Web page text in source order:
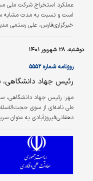
خبرگزاری‌فارس، علی رستمی
مشابه سال ۱۴۰۰ نیز عملکرد بهتری را شاهد هستیم.
دوشنبه، ۲۸ شهریور ۱۴۰۱
روزنامه شماره ۵۵۵۲
رئیس جهاد
مهر: رئیس جهاد دانشگاهی،
طی نامه‌‌ای از سوی
دهقانی‌فیروزآبادی به عنوان
مهندسی هوافضا در دانشگاه
دانشکده مهندسی هوافضا و
و استاد نمونه…